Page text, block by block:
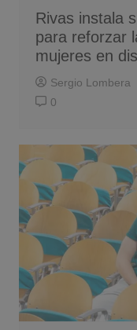
Rivas instala
para reforzar
mujeres en
Sergio Lombera
0